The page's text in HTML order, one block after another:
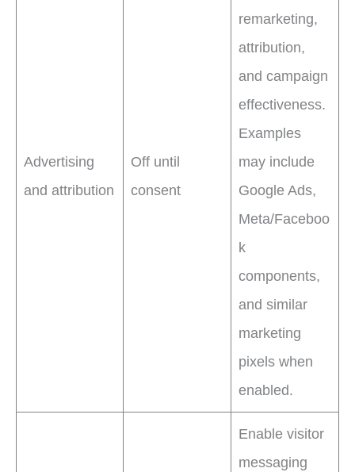
Advertising
and attribution
Off until
consent
remarketing,
attribution,
and campaign
effectiveness.
Examples
may include
Google Ads,
Meta/Faceboo
k
components,
and similar
marketing
pixels when
enabled.
Enable visitor
messaging